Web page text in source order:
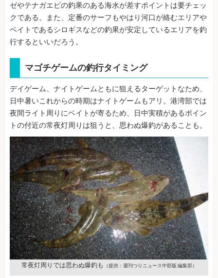
ゼやテナガエビの釣果のある海水が差すポイントは要チェッ
クである。また、定番のサーフもやはり河口が絡むエリアや
ベイトであるシロギスなどの釣果が安定しているエリアを釣
行するといいだろう。
マゴチゲームの釣行タイミング
デイゲーム、ナイトゲームともに狙えるターゲットなため、
日中暑いこれからの時期はナイトゲームもアリ。港湾部では
夜間ライト周りにベイトが寄るため、日中実積があるポイン
トの付近の常夜灯周りは狙うと、思わぬ爆釣があることも。
常夜灯周りでは思わぬ爆釣も （提供：週刊つりニュース中部版 編集部）